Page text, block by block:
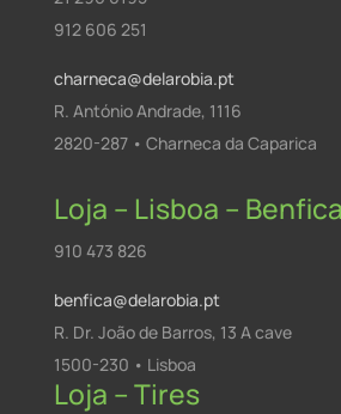
912 606 251
charneca@delarobia.pt
R. António Andrade, 1116
2820-287 • Charneca da Caparica
Loja – Lisboa – Benfica
910 473 826
benfica@delarobia.pt
R. Dr. João de Barros, 13 A cave
1500-230 • Lisboa
Loja – Tires